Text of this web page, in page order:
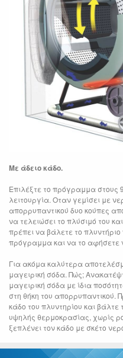
Με άδειο κάδο.
Επιλέξτε το πρόγραμμα στους
λειτουργία. Οταν γεμίσει με
απορρυπαντικού δυο κούπες
να τελειώσει το πλύσιμό του
πρέπει να βάλετε το
πρόγραμμα και να το αφήσετε
Για ακόμα καλύτερα
μαγειρική σόδα. Πώς;
μαγειρική σόδα με ίδια
στη θήκη του απορρυπαντικού.
κάδο του πλυντηρίου και
υψηλής θερμοκρασίας, χωρίς
ξεπλένει τον κάδο με σκέτο